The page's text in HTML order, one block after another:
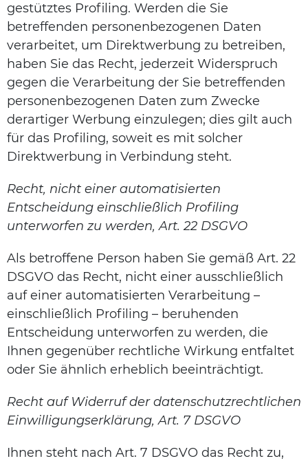
gestütztes Profiling. Werden die Sie
betreffenden personenbezogenen Daten
verarbeitet, um Direktwerbung zu betreiben,
haben Sie das Recht, jederzeit Widerspruch
gegen die Verarbeitung der Sie betreffenden
personenbezogenen Daten zum Zwecke
derartiger Werbung einzulegen; dies gilt auch
für das Profiling, soweit es mit solcher
Direktwerbung in Verbindung steht.
Recht, nicht einer automatisierten
Entscheidung einschließlich Profiling
unterworfen zu werden, Art. 22 DSGVO
Als betroffene Person haben Sie gemäß Art. 22
DSGVO das Recht, nicht einer ausschließlich
auf einer automatisierten Verarbeitung –
einschließlich Profiling – beruhenden
Entscheidung unterworfen zu werden, die
Ihnen gegenüber rechtliche Wirkung entfaltet
oder Sie ähnlich erheblich beeinträchtigt.
Recht auf Widerruf der datenschutzrechtlichen
Einwilligungserklärung, Art. 7 DSGVO
Ihnen steht nach Art. 7 DSGVO das Recht zu,